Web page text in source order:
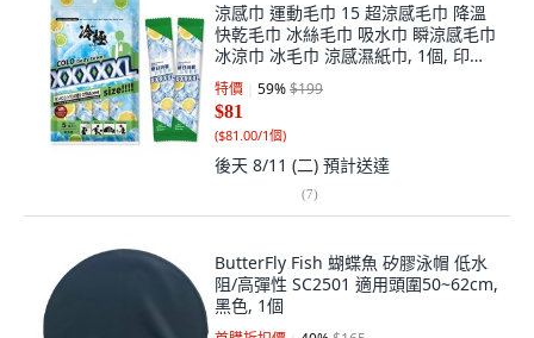
涼感巾 運動毛巾 15 超涼感毛巾 降溫
快乾毛巾 冰絲毛巾 吸水巾 瞬涼感毛巾
冰涼巾 冰毛巾 涼感濕紙巾, 1個, 印花
款
特價 59%$199
$81
($81.00/1個)
後天 8/11 (二) 預計送達
(7)
ButterFly Fish 蝴蝶魚 矽膠泳帽 低水
阻/高彈性 SC2501 適用頭圍50~62cm,
黑色, 1個